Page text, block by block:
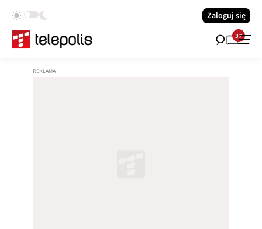
Zaloguj się
37